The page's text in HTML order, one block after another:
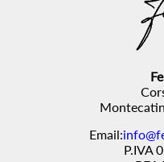
Email:
P.IVA